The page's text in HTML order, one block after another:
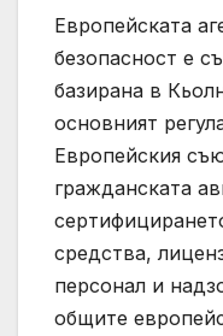
Европейската
безопасност е
базирана в
основният
Европейския
гражданската
средства,
персонал и
общите